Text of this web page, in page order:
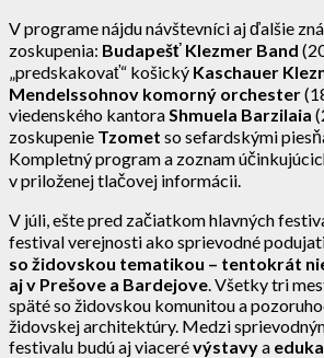
V programe nájdu návštevníci aj ďalšie
zoskupenia: Budapešť Klezmer Band
„predskakovať“ košický Kaschauer
Mendelssohnov komorný orchester
viedenského kantora Shmuela Barzilaia
zoskupenie Tzomet so sefardskými
Kompletný program a zoznam
v priloženej tlačovej informácii.
V júli, ešte pred začiatkom hlavných
festival verejnosti ako sprievodné
so židovskou tematikou – tentokrát
aj v Prešove a Bardejove . Všetky tri
späté so židovskou komunitou a
židovskej architektúry. Medzi
festivalu budú aj viacerévýstavya